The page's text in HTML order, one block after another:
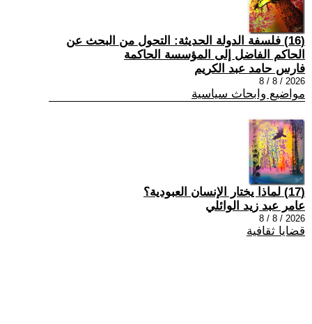
(16) فلسفة الدولة الحديثة: التحول من البحث عن
الحاكم الفاضل إلى المؤسسة الحاكمة
فارس حامد عبد الكريم
2026 / 8 / 8
مواضيع وابحاث سياسية
(17) لماذا يختار الإنسان العبودية؟
عامر عبد زيد الوائلي
2026 / 8 / 8
قضايا ثقافية